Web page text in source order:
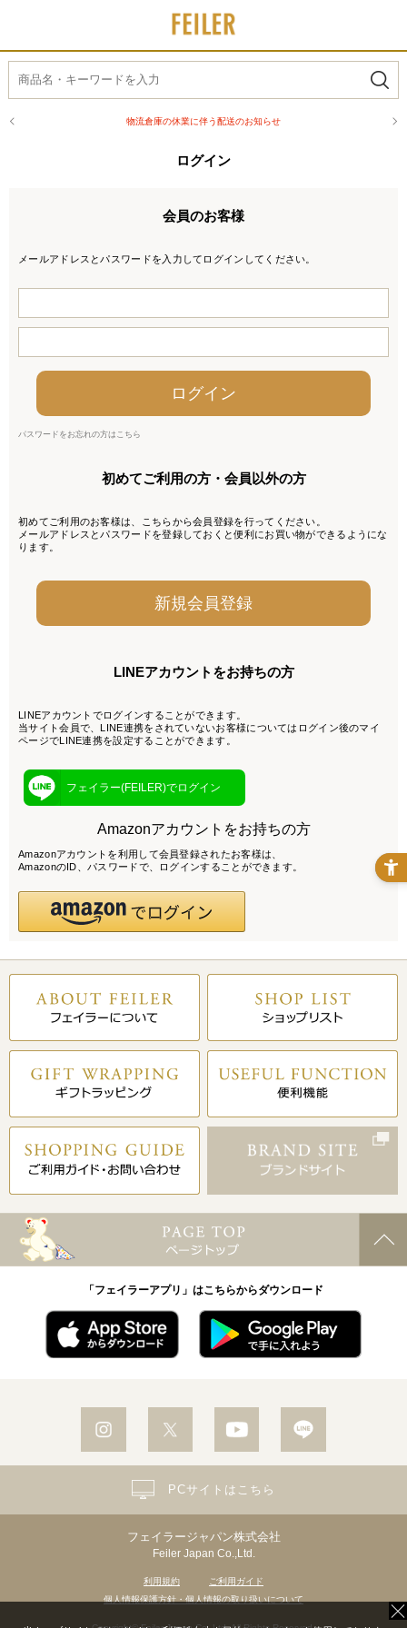
物流倉庫の休業に伴う配送のお知らせ
ログイン
会員のお客様
メールアドレスとパスワードを入力してログインしてください。
パスワードをお忘れの方はこちら
初めてご利用の方・会員以外の方
初めてご利用のお客様は、こちらから会員登録を行ってください。
メールアドレスとパスワードを登録しておくと便利にお買い物ができるようにな
ります。
LINEアカウントをお持ちの方
LINEアカウントでログインすることができます。
当サイト会員で、LINE連携をされていないお客様についてはログイン後のマイ
ページでLINE連携を設定することができます。
フェイラー(FEILER)でログイン
Amazonアカウントをお持ちの方
Amazonアカウントを利用して会員登録されたお客様は、
AmazonのID、パスワードで、ログインすることができます。
「フェイラーアプリ」はこちらからダウンロード
フェイラージャパン株式会社
Feiler Japan Co.,Ltd.
利用規約
ご利用ガイド
個人情報保護方針・個人情報の取り扱いについて
PCサイトはこちら